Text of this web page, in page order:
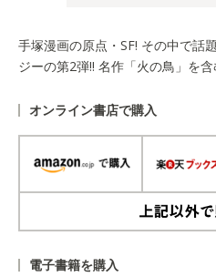
手塚漫画の原点・SF! その中で話
ジーの第2弾!! 名作「火の鳥」を含
オンライン書店で購入
電子書籍を購入